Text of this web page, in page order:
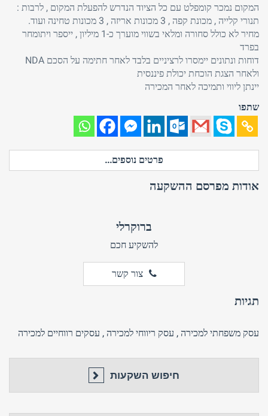
המקום נמכר קומפלט עם כל הציוד הנדרש להפעלת המקום , לרבות :
תנורי קלייה , מכונת קפה , 3 מכונות אריזה , 3 מכונות טחינה ועוד.
מחיר לא כולל סחורה ומלאי בשווי מוערך כ-1 מיליון , ייספר ויתומחר
בפרד
דוחות ונתונים יימסרו לרציניים בלבד לאחר חתימה על הסכם NDA
ולאחר הצגת הוכחת יכולת פיננסית
יינתן ליווי ותמיכה לאחר המכירה
שתפו
פרטים נוספים...
אודות מפרסם ההשקעה
ברוקרלי
להשקיע חכם
צור קשר
תגיות
עסק משפחתי למכירה, עסק ריווחי למכירה, עסקים רווחיים למכירה
חיפוש השקעות